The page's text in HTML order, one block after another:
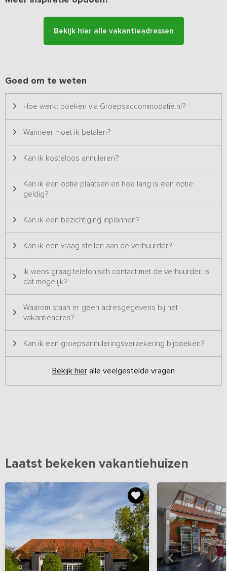
bijvoorbeeld mountainbiken in de natuur. In de buurt vind je ook
Bekijk hier alle vakantieadressen
Goed om te weten
Hoe werkt boeken via Groepsaccommodatie.nl?
Wanneer moet ik betalen?
Kan ik kosteloos annuleren?
Kan ik een optie plaatsen en hoe lang is een optie
geldig?
Kan ik een bezichtiging inplannen?
Kan ik een vraag stellen aan de verhuurder?
Ik wens graag telefonisch contact met de verhuurder. Is
dat mogelijk?
Waarom staan er geen adresgegevens bij het
vakantieadres?
Kan ik een groepsannuleringsverzekering bijboeken?
Bekijk hier alle veelgestelde vragen
Laatst bekeken vakantiehuizen
Bekijkhieralle foto's Bekijk